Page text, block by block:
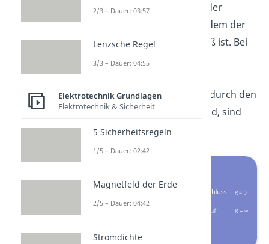
Der andere Extremfall ist der
, bei dem der
Widerstand unendlich groß ist. Bei
diesem ist der
Anschlüsse, die eigentlich durch den
Widerstand verbunden sind, sind
jetzt offen.
2/3 – Dauer: 03:57
Lenzsche Regel
3/3 – Dauer: 04:55
Elektrotechnik Grundlagen
Elektrotechnik & Sicherheit
5 Sicherheitsregeln
1/5 – Dauer: 02:42
Magnetfeld der Erde
2/5 – Dauer: 04:42
Stromdichte